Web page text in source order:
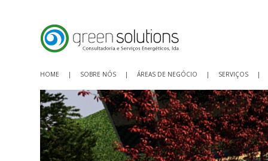
HOME | SOBRE NÓS | ÁREAS DE NEGÓCIO | SERVIÇOS |